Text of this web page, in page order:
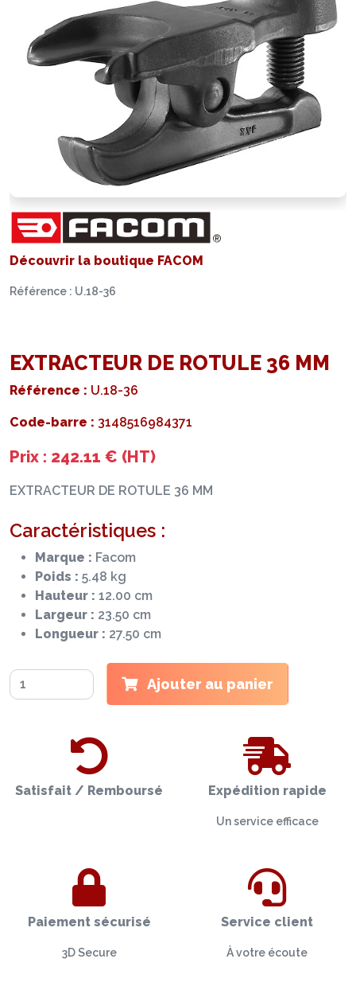
Découvrir la boutique FACOM
Référence : U.18-36
EXTRACTEUR DE ROTULE 36 MM
Référence : U.18-36
Code-barre : 3148516984371
Prix : 242.11 € (HT)
EXTRACTEUR DE ROTULE 36 MM
Caractéristiques :
Marque : Facom
Poids : 5.48 kg
Hauteur : 12.00 cm
Largeur : 23.50 cm
Longueur : 27.50 cm
Ajouter au panier
Satisfait / Remboursé Expédition rapide
Un service efficace
Paiement sécurisé
3D Secure
Service client
À votre écoute